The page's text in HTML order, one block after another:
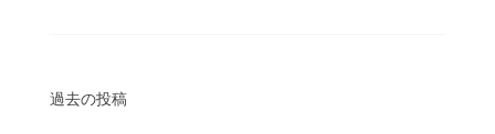
投
過去の投稿